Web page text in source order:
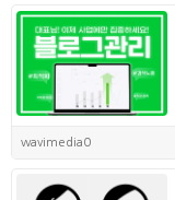
wavimedia0